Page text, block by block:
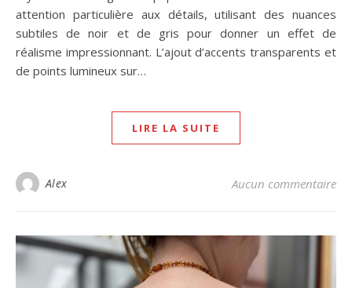
attention particulière aux détails, utilisant des nuances
subtiles de noir et de gris pour donner un effet de
réalisme impressionnant. L’ajout d’accents transparents et
de points lumineux sur…
LIRE LA SUITE
Alex Aucun commentaire